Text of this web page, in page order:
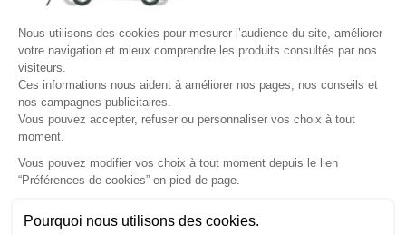
Nous utilisons des cookies pour mesurer l’audience du site, améliorer
votre navigation et mieux comprendre les produits consultés par nos
visiteurs.
Ces informations nous aident à améliorer nos pages, nos conseils et
nos campagnes publicitaires.
Vous pouvez accepter, refuser ou personnaliser vos choix à tout
moment.
Vous pouvez modifier vos choix à tout moment depuis le lien
“Préférences de cookies” en pied de page.
Pourquoi nous utilisons des cookies.
Gérer mes cookies
NOTRE SOCIÉTÉ 
NOS MARQUES DE GALERIES 
VOTRE COMPTE
Site protégé par reCAPTCHA.Vie privée
LETTRE D'INFORMATIONS
Une question ? Nous sommes là pour vous accompagner